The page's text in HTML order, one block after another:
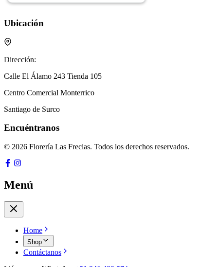
Ubicación
Dirección:
Calle El Álamo 243 Tienda 105
Centro Comercial Monterrico
Santiago de Surco
Encuéntranos
© 2026 Florería Las Frecias. Todos los derechos reservados.
Menú
Home
Shop
Contáctanos